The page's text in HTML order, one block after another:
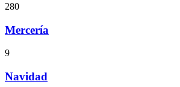
280
Mercería
9
Navidad